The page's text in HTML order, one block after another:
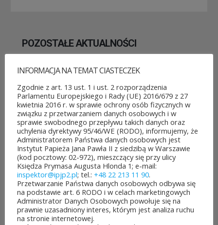
POZOSTAŁE AKTUALNOŚCI
ROZPOCZĘŁO SIĘ GŁOSOWANIE W BUDŻECIE
OBYWATELSKIM MAZOWSZA!
03 sierpnia&8b44p;2026
Można już głosować
na projekty zgłoszone do 7.
edycji Budżetu
Obywatelskiego Mazowsza.
To mieszkańcy zdecydują,
INFORMACJA NA TEMAT CIASTECZEK
Zgodnie z art. 13 ust. 1 i ust. 2 rozporządzenia
Parlamentu Europejskiego i Rady (UE) 2016/679 z 27
kwietnia 2016 r. w sprawie ochrony osób fizycznych w
związku z przetwarzaniem danych osobowych i w
sprawie swobodnego przepływu takich danych oraz
uchylenia dyrektywy 95/46/WE (RODO), informujemy, że
Administratorem Państwa danych osobowych jest
Instytut Papieża Jana Pawła II z siedzibą w Warszawie
(kod pocztowy: 02-972), mieszczący się przy ulicy
Księdza Prymasa Augusta Hlonda 1; e-mail:
inspektor@ipjp2.pl; tel.: +48 22 213 11 90.
Przetwarzanie Państwa danych osobowych odbywa się
na podstawie art. 6 RODO i w celach marketingowych
Administrator Danych Osobowych powołuje się na
prawnie uzasadniony interes, którym jest analiza ruchu
na stronie internetowej.